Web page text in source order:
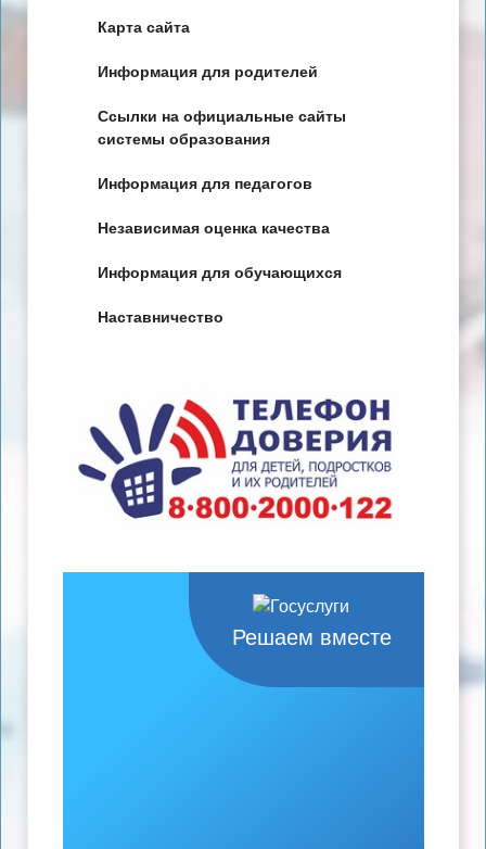
Карта сайта
Информация для родителей
Ссылки на официальные сайты
системы образования
Информация для педагогов
Независимая оценка качества
Информация для обучающихся
Наставничество
Решаем вместе